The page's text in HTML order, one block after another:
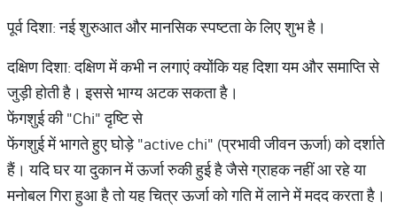
पूर्व दिशा: नई शुरुआत और मानसिक स्पष्टता के लिए शुभ है।
दक्षिण दिशा: दक्षिण में कभी न लगाएं क्योंकि यह दिशा यम और समाप्ति से
जुड़ी होती है। इससे भाग्य अटक सकता है।
फेंगशुई की "Chi" दृष्टि से
फेंगशुई में भागते हुए घोड़े "active chi" (प्रभावी जीवन ऊर्जा) को दर्शाते
हैं। यदि घर या दुकान में ऊर्जा रुकी हुई है जैसे ग्राहक नहीं आ रहे या
मनोबल गिरा हुआ है तो यह चित्र ऊर्जा को गति में लाने में मदद करता है।